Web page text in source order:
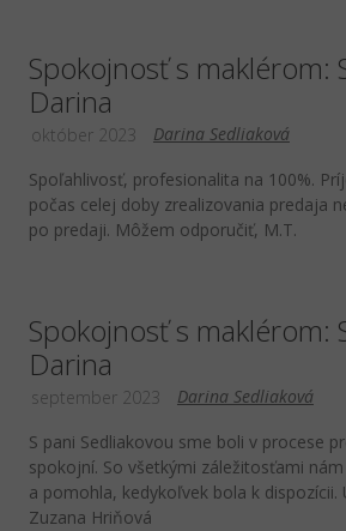
Spokojnosť s maklérom:
Darina
Darina Sedliaková
október 2023
Spoľahlivosť, profesionalita na 100%.
počas celej doby zrealizovania predaja
po predaji. Môžem odporučiť, M.T.
Spokojnosť s maklérom:
Darina
Darina Sedliaková
september 2023
S pani Sedliakovou sme boli v procese
spokojní. So všetkými záležitosťami
a pomohla, kedykoľvek bola k dispozícii.
Zuzana Hriňová